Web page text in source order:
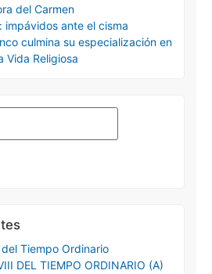
del Carmen
impávidos ante el cisma
culmina su especialización en
Vida Religiosa
Tiempo Ordinario
DEL TIEMPO ORDINARIO (A)